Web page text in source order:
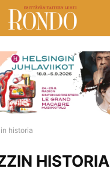
historia
HISTORIA